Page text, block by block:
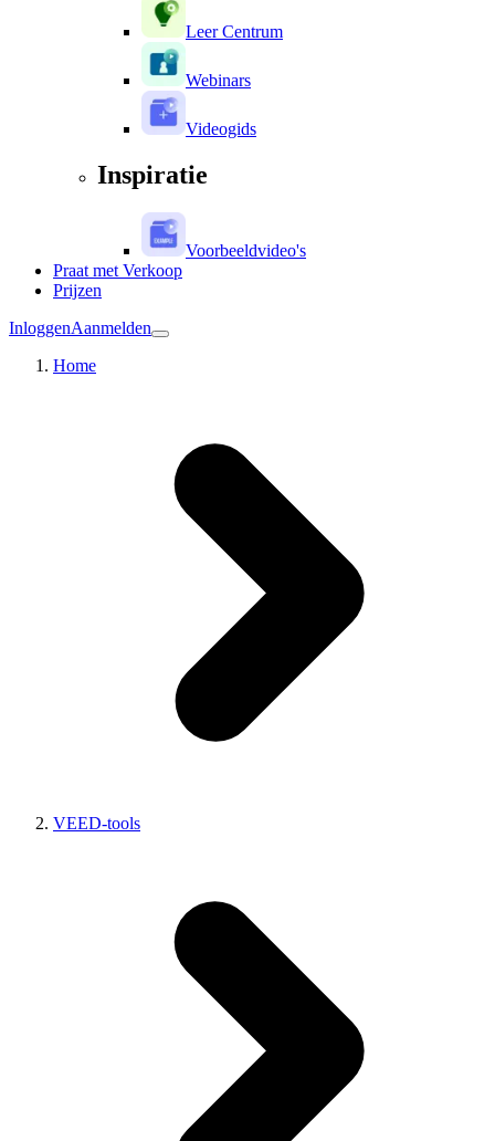
Leer Centrum
Webinars
Videogids
Inspiratie
Voorbeeldvideo's
Praat met Verkoop
Prijzen
InloggenAanmelden
Home
VEED-tools